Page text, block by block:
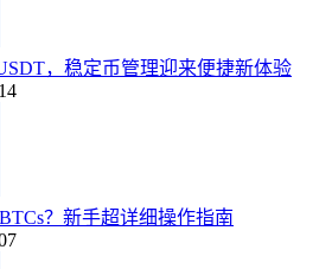
，稳定币管理迎来便捷新体验
？新手超详细操作指南